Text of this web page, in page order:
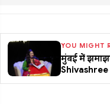
YOU MIGHT
मुंबई में
Shivashree